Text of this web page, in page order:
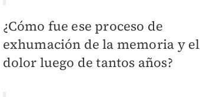
¿Cómo fue ese proceso de
exhumación de la memoria y el
dolor luego de tantos años?